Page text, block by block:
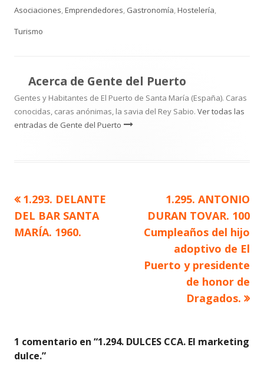
el
Asociaciones,Emprendedores, Gastronomía,Hostelería,
Turismo
Acerca de Gente del Puerto
Gentes y Habitantes de El Puerto de Santa María (España). Caras
conocidas, caras anónimas, la savia del Rey Sabio. Ver todas las
entradas de Gente del Puerto
Navegación
de
Artículo
anterior
1.293. DELANTE
DEL BAR SANTA
MARÍA. 1960.
Artículo
siguiente
1.295. ANTONIO
DURAN TOVAR. 100
Cumpleaños del hijo
adoptivo de El
Puerto y presidente
de honor de
Dragados.
1 comentario en “1.294. DULCES CCA. El marketing
dulce.”